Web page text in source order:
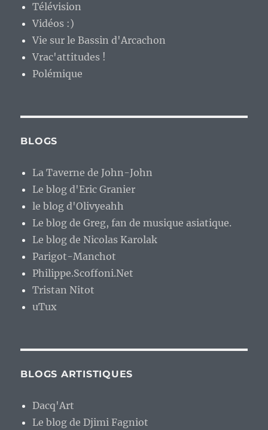
Télévision
Vidéos :)
Vie sur le Bassin d'Arcachon
Vrac'attitudes !
Polémique
BLOGS
La Taverne de John-John
Le blog d'Eric Granier
le blog d'Olivyeahh
Le blog de Greg, fan de musique asiatique.
Le blog de Nicolas Karolak
Parigot-Manchot
Philippe.Scoffoni.Net
Tristan Nitot
uTux
BLOGS ARTISTIQUES
Dacq'Art
Le blog de Djimi Fagniot